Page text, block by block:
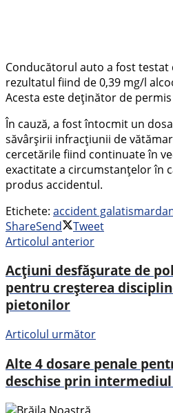
Conducătorul auto a fost
rezultatul fiind de 0,39 mg/l
Acesta este deținător de
În cauză, a fost întocmit un
săvârșirii infracțiunii de
cercetările fiind continuate în
exactitate a circumstanțelor în
produs accidentul.
Etichete: accident galati
ShareSend
Tweet
Articolul anterior
Acțiuni desfășurate de
pentru creșterea
pietonilor
Articolul următor
Alte 4 dosare penale
deschise prin